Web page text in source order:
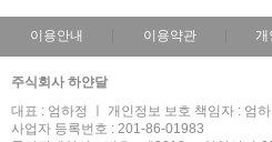
이용안내 이용약관 개
주식회사 하얀달
대표 : 엄하정 ㅣ 개인정보 보호 책임자 : 엄하
사업자 등록번호 : 201-86-01983